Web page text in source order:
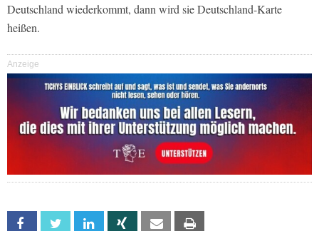
Deutschland wiederkommt, dann wird sie Deutschland-Karte
heißen.
Anzeige
Facebook Twitter Linkedin Xing Email